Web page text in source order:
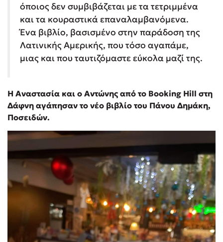
όποιος δεν συμβιβάζεται με τα τετριμμένα
και τα κουραστικά επαναλαμβανόμενα.
Ένα βιβλίο, βασισμένο στην παράδοση της
Λατινικής Αμερικής, που τόσο αγαπάμε,
μιας και που ταυτιζόμαστε εύκολα μαζί της.
Η Αναστασία και ο Αντώνης από το Booking Hill στη
Δάφνη αγάπησαν το νέο βιβλίο του Πάνου Δημάκη,
Ποσειδών.